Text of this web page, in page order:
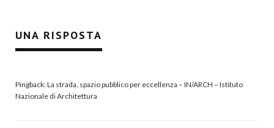
UNA RISPOSTA
Pingback:La strada, spazio pubblico per eccellenza – IN/ARCH – Istituto
Nazionale di Architettura